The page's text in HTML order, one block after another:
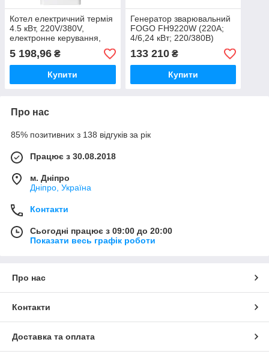
Котел електричний термія
4.5 кВт, 220V/380V,
електронне керування,
без насоса
5 198,96 ₴
Купити
Генератор зварювальний
FOGO FH9220W (220А;
4/6,24 кВт; 220/380В)
133 210₴
Купити
Про нас
85% позитивних з 138 відгуків за рік
Працює з 30.08.2018
м. Дніпро
Дніпро, Україна
Контакти
Сьогодні працює з 09:00 до 20:00
Показати весь графік роботи
Про нас
Контакти
Доставка та оплата